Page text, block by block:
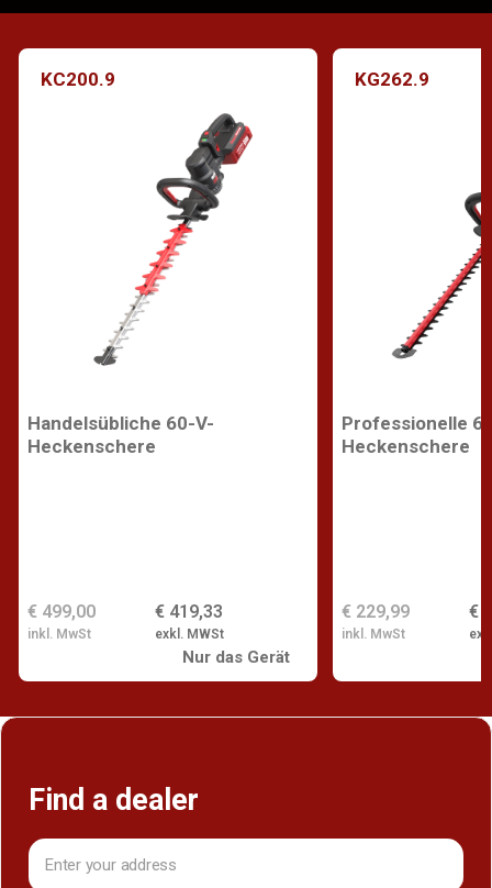
KC200.9
Handelsübliche 60-V-
Heckenschere
€ 419,33
exkl. MWSt
€ 499,00
inkl. MwSt
Nur das Gerät
KG262.9
Professionelle
Heckenschere
€
€ 229,99
inkl. MwSt
Find a dealer